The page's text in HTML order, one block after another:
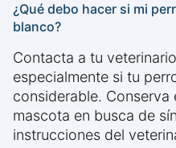
¿Qué debo hacer si mi
blanco?
Contacta a tu
especialmente si tu
considerable. Conserva
mascota en busca de
instrucciones del